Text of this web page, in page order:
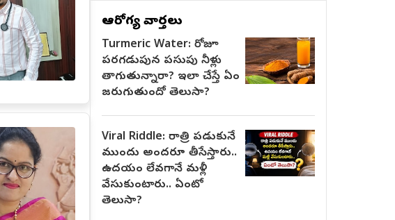
ఆరోగ్య వార్తలు
Turmeric Water: రోజూ
పరగడుపున పసుపు నీళ్లు
తాగుతున్నారా? ఇలా చేస్తే ఏం
జరుగుతుందో తెలుసా?
Viral Riddle: రాత్రి పడుకునే
ముందు అందరూ తీసేస్తారు..
ఉదయం లేవగానే మళ్లీ
వేసుకుంటారు.. ఏంటో
తెలుసా?